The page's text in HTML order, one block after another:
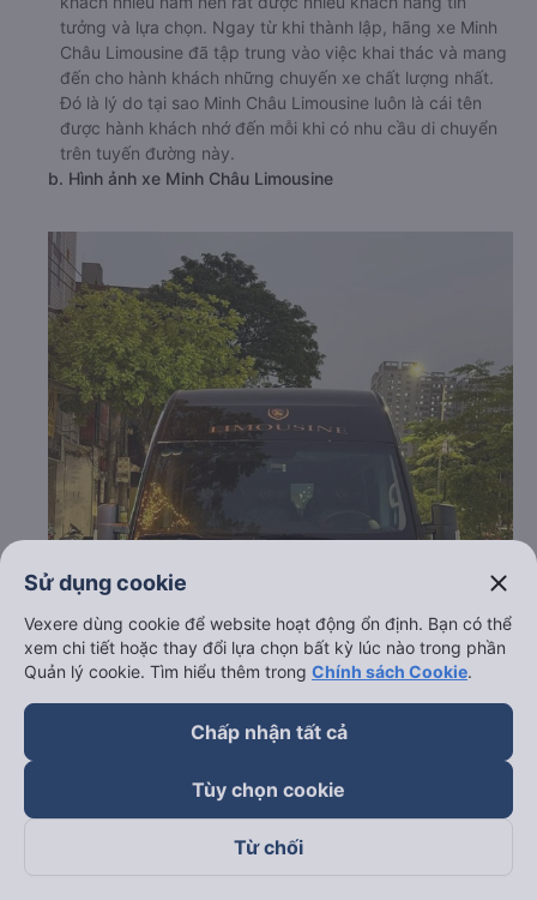
tưởng và lựa chọn. Ngay từ khi thành lập, hãng xe Minh
Châu Limousine đã tập trung vào việc khai thác và mang
đến cho hành khách những chuyến xe chất lượng nhất.
Đó là lý do tại sao Minh Châu Limousine luôn là cái tên
được hành khách nhớ đến mỗi khi có nhu cầu di chuyển
trên tuyến đường này.
b. Hình ảnh xe Minh Châu Limousine
Sử dụng cookie close
Vexere dùng cookie để website hoạt động ổn định. Bạn có thể
xem chi tiết hoặc thay đổi lựa chọn bất kỳ lúc nào trong phần
Quản lý cookie. Tìm hiểu thêm trong Chính sách Cookie.
Chấp nhận tất cả
Tùy chọn cookie
Từ chối